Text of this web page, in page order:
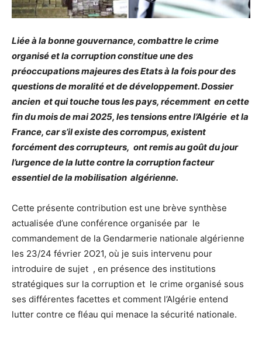
Liée à la bonne gouvernance, combattre le crime
organisé et la corruption constitue une des
préoccupations majeures des Etats à la fois pour des
questions de moralité et de développement. Dossier
ancien et qui touche tous les pays, récemment en cette
fin du mois de mai 2025, les tensions entre l’Algérie et la
France, car s’il existe des corrompus, existent
forcément des corrupteurs, ont remis au goût du jour
l’urgence de la lutte contre la corruption facteur
essentiel de la mobilisation algérienne.
Cette présente contribution est une brève synthèse
actualisée d’une conférence organisée par le
commandement de la Gendarmerie nationale algérienne
les 23/24 février 2O21, où je suis intervenu pour
introduire de sujet , en présence des institutions
stratégiques sur la corruption et le crime organisé sous
ses différentes facettes et comment l’Algérie entend
lutter contre ce fléau qui menace la sécurité nationale.